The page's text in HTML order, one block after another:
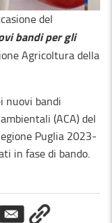
del
bandi per gli
Agricoltura della
nuovi bandi
(ACA) del
Puglia 2023-
in fase di bando.